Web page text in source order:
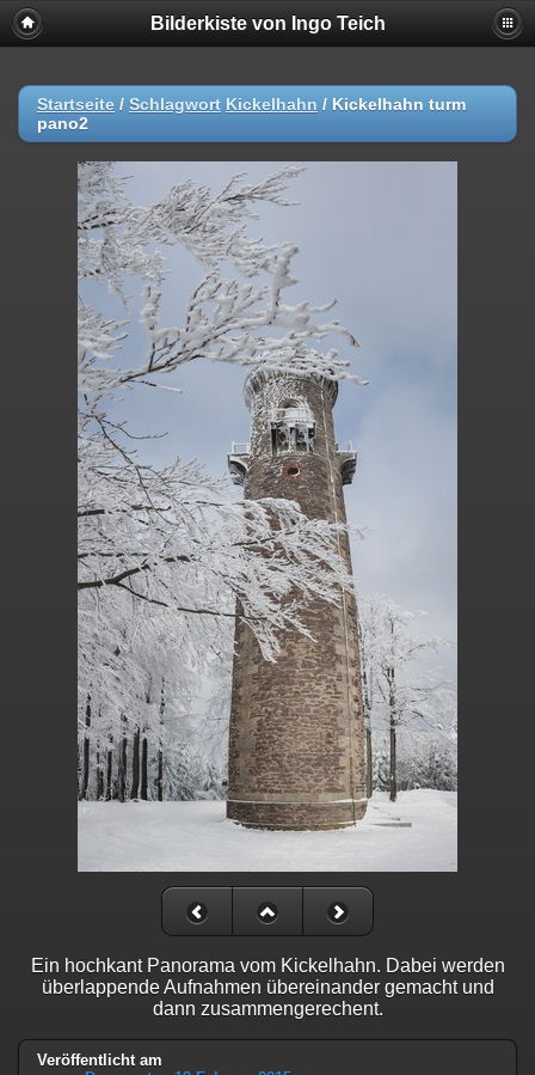
Bilderkiste von Ingo Teich
Startseite / Schlagwort Kickelhahn / Kickelhahn turm
pano2
Ein hochkant Panorama vom Kickelhahn. Dabei werden
überlappende Aufnahmen übereinander gemacht und
dann zusammengerechent.
Veröffentlicht am